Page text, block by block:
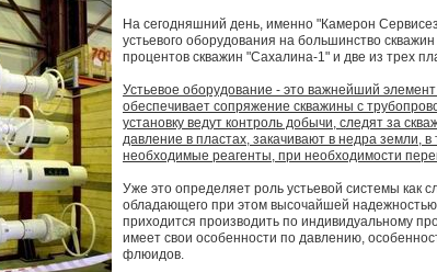
На сегодняшний день, именно "Камерон
устьевого оборудования на большинство
процентов скважин "Сахалина-1" и две из трех
Устьевое оборудование - это важнейший
обеспечивает сопряжение скважины с
установку ведут контроль добычи, следят за
давление в пластах, закачивают в недра земли,
необходимые реагенты, при необходимости
Уже это определяет роль устьевой системы как
обладающего при этом высочайшей
приходится производить по индивидуальному
имеет свои особенности по давлению,
флюидов.